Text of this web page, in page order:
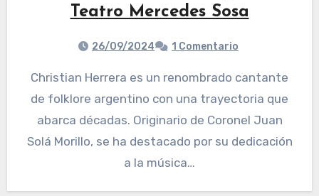
Teatro Mercedes Sosa
26/09/2024 1 Comentario
Christian Herrera es un renombrado cantante
de folklore argentino con una trayectoria que
abarca décadas. Originario de Coronel Juan
Solá Morillo, se ha destacado por su dedicación
a la música…